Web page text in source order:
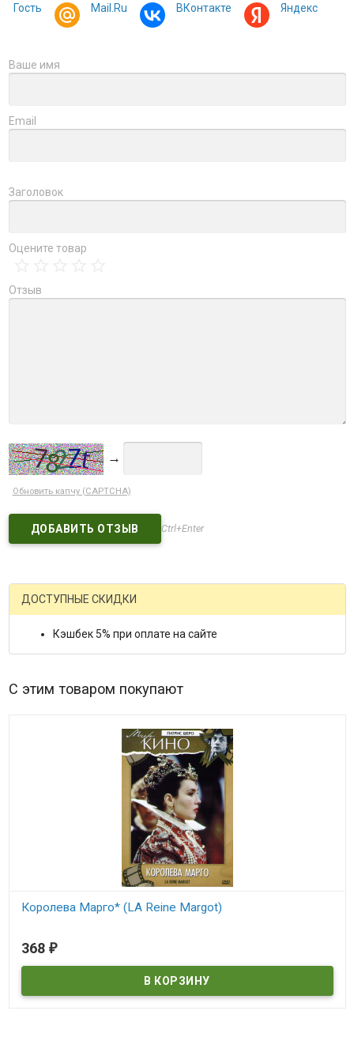
Гость Mail.Ru ВКонтакте Яндекс
Ваше имя
Email
Заголовок
Оцените товар
Отзыв
→
Обновить капчу (CAPTCHA)
Ctrl+Enter
ДОСТУПНЫЕ СКИДКИ
Кэшбек 5% при оплате на сайте
С этим товаром покупают
Королева Марго* (LA Reine Margot)
368 ₽